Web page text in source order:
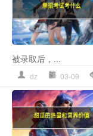
被录取后，...
dz 03-09